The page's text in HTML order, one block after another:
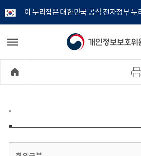
이 누리집은 대한민국 공식 전자정부 누
개
정
보
메
기
-